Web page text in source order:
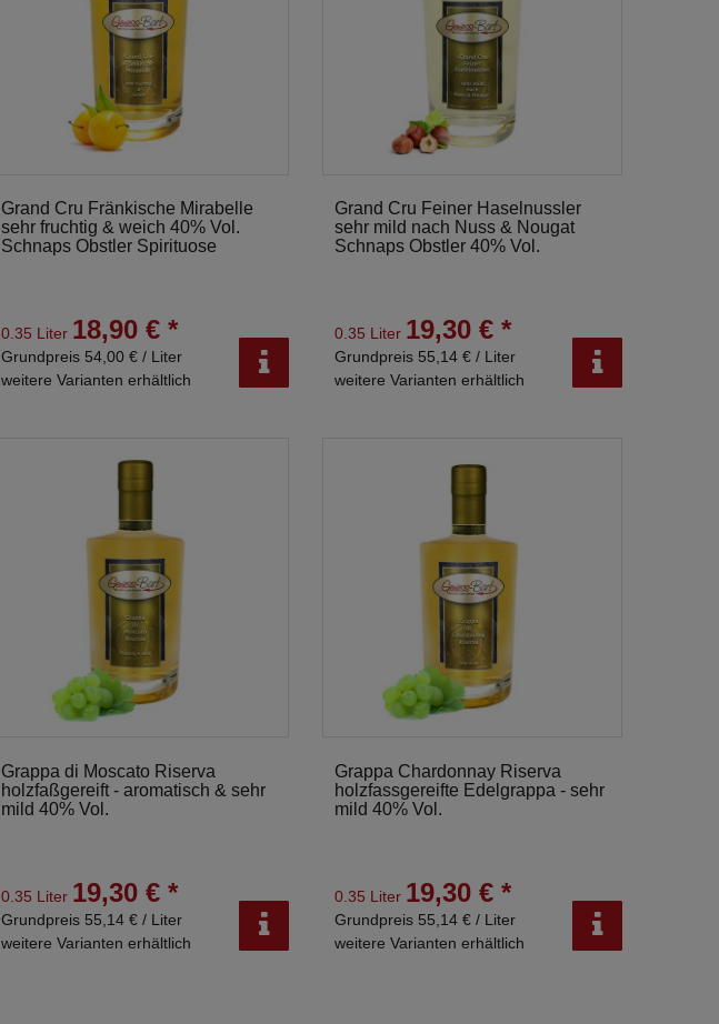
Grand Cru Fränkische Mirabelle
sehr fruchtig & weich 40% Vol.
Schnaps Obstler Spirituose
0.35 Liter 18,90 € *
Grundpreis 54,00 € / Liter
weitere Varianten erhältlich
Grand Cru Feiner Haselnussler
sehr mild nach Nuss & Nougat
Schnaps Obstler 40% Vol.
0.35 Liter 19,30 € *
Grundpreis 55,14 € / Liter
weitere Varianten erhältlich
Grappa di Moscato Riserva
holzfaßgereift - aromatisch & sehr
mild 40% Vol.
0.35 Liter 19,30 € *
Grundpreis 55,14 € / Liter
weitere Varianten erhältlich
Grappa Chardonnay Riserva
holzfassgereifte Edelgrappa - sehr
mild 40% Vol.
0.35 Liter 19,30 € *
Grundpreis 55,14 € / Liter
weitere Varianten erhältlich